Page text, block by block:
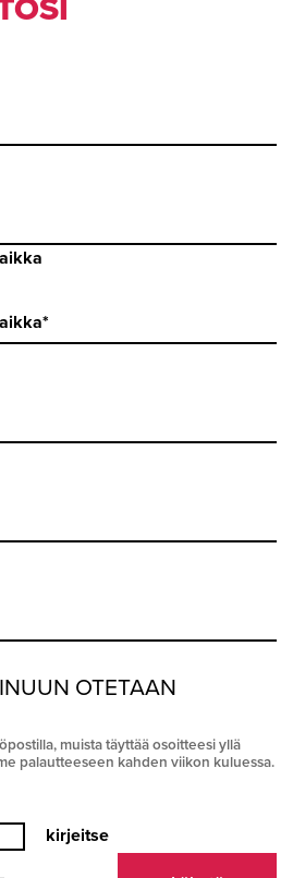
OTETAAN
muista täyttää osoitteesi yllä
palautteeseen kahden viikon kuluessa.
kirjeitse